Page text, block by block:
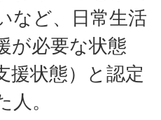
など、日常生活
が必要な状態
援状態）と認定
人。